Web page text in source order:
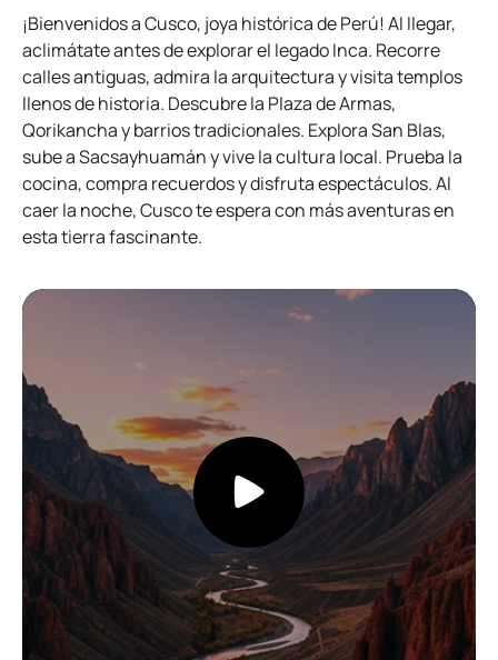
¡Bienvenidos a Cusco, joya histórica de Perú! Al llegar,
aclimátate antes de explorar el legado Inca. Recorre
calles antiguas, admira la arquitectura y visita templos
llenos de historia. Descubre la Plaza de Armas,
Qorikancha y barrios tradicionales. Explora San Blas,
sube a Sacsayhuamán y vive la cultura local. Prueba la
cocina, compra recuerdos y disfruta espectáculos. Al
caer la noche, Cusco te espera con más aventuras en
esta tierra fascinante.